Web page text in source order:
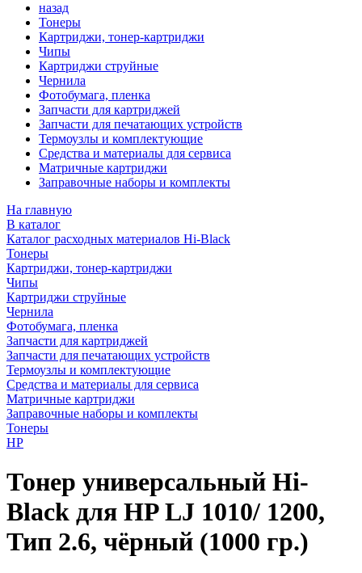
назад
Тонеры
Картриджи, тонер-картриджи
Чипы
Картриджи струйные
Чернила
Фотобумага, пленка
Запчасти для картриджей
Запчасти для печатающих устройств
Термоузлы и комплектующие
Средства и материалы для сервиса
Матричные картриджи
Заправочные наборы и комплекты
На главную
В каталог
Каталог расходных материалов Hi-Black
Тонеры
Картриджи, тонер-картриджи
Чипы
Картриджи струйные
Чернила
Фотобумага, пленка
Запчасти для картриджей
Запчасти для печатающих устройств
Термоузлы и комплектующие
Средства и материалы для сервиса
Матричные картриджи
Заправочные наборы и комплекты
Тонеры
HP
Тонер универсальный Hi-
Black для HP LJ 1010/ 1200,
Тип 2.6, чёрный (1000 гр.)